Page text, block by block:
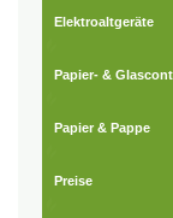
Elektroaltgeräte
Papier- &
Papier & Pappe
Preise